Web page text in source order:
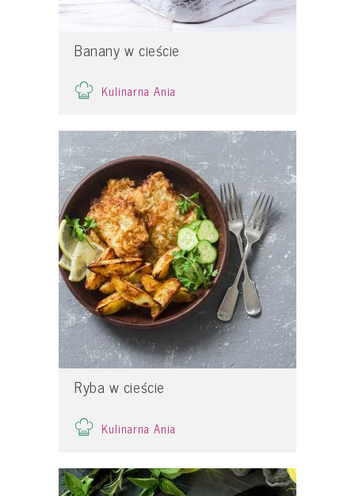
Banany w cieście
Kulinarna Ania
Ryba w cieście
Kulinarna Ania